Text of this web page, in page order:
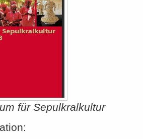
für Sepulkralkultur